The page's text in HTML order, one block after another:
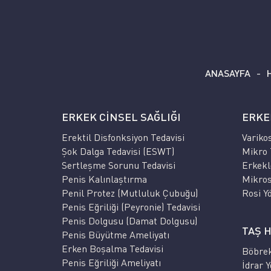
ANASAYFA
ERKEK CİNSEL SAĞLIĞI
Erektil Disfonksiyon Tedavisi
Şok Dalga Tedavisi (ESWT)
Sertleşme Sorunu Tedavisi
Penis Kalınlaştırma
Penil Protez (Mutluluk Çubuğu)
Penis Eğriliği (Peyronie) Tedavisi
Penis Dolgusu (Damat Dolgusu)
Penis Büyütme Ameliyatı
Erken Boşalma Tedavisi
Penis Eğriliği Ameliyatı
Mikro
Rosi
TAŞ
İdrar